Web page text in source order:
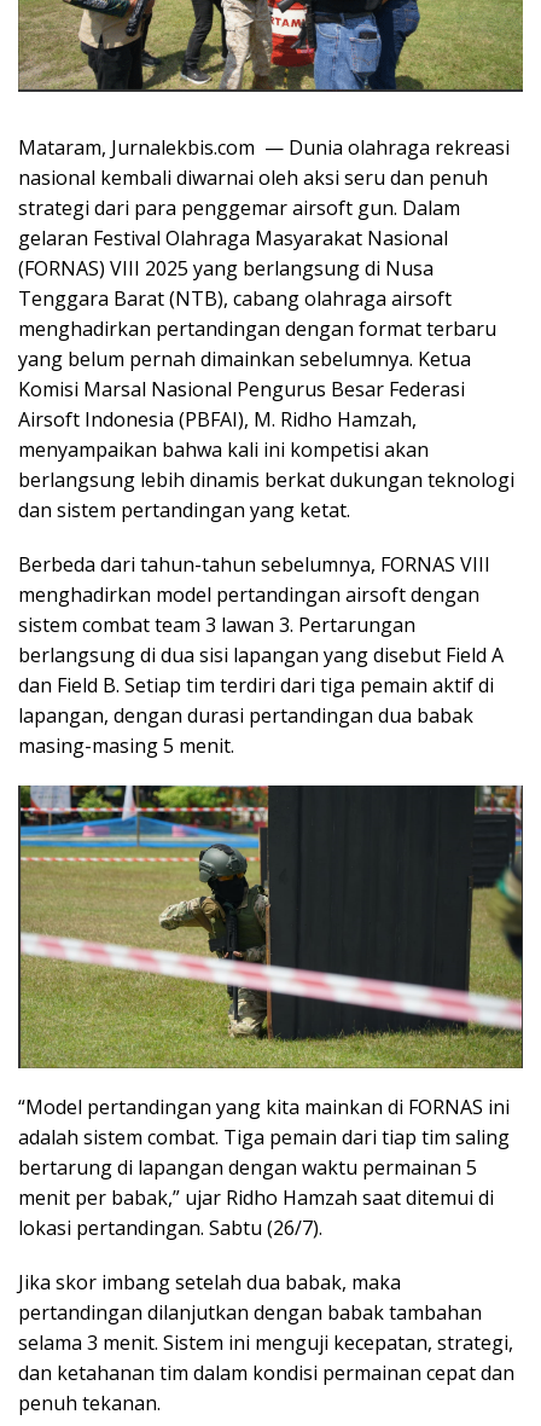
Mataram, Jurnalekbis.com — Dunia olahraga rekreasi
nasional kembali diwarnai oleh aksi seru dan penuh
strategi dari para penggemar airsoft gun. Dalam
gelaran Festival Olahraga Masyarakat Nasional
(FORNAS) VIII 2025 yang berlangsung di Nusa
Tenggara Barat (NTB), cabang olahraga airsoft
menghadirkan pertandingan dengan format terbaru
yang belum pernah dimainkan sebelumnya. Ketua
Komisi Marsal Nasional Pengurus Besar Federasi
Airsoft Indonesia (PBFAI), M. Ridho Hamzah,
menyampaikan bahwa kali ini kompetisi akan
berlangsung lebih dinamis berkat dukungan teknologi
dan sistem pertandingan yang ketat.
Berbeda dari tahun-tahun sebelumnya, FORNAS VIII
menghadirkan model pertandingan airsoft dengan
sistem combat team 3 lawan 3. Pertarungan
berlangsung di dua sisi lapangan yang disebut Field A
dan Field B. Setiap tim terdiri dari tiga pemain aktif di
lapangan, dengan durasi pertandingan dua babak
masing-masing 5 menit.
“Model pertandingan yang kita mainkan di FORNAS ini
adalah sistem combat. Tiga pemain dari tiap tim saling
bertarung di lapangan dengan waktu permainan 5
menit per babak,” ujar Ridho Hamzah saat ditemui di
lokasi pertandingan. Sabtu (26/7).
Jika skor imbang setelah dua babak, maka
pertandingan dilanjutkan dengan babak tambahan
selama 3 menit. Sistem ini menguji kecepatan, strategi,
dan ketahanan tim dalam kondisi permainan cepat dan
penuh tekanan.